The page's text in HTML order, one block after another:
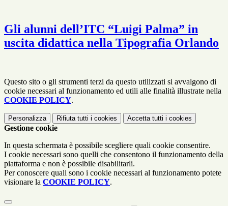
Gli alunni dell’ITC “Luigi Palma” in
uscita didattica nella Tipografia Orlando
Questo sito o gli strumenti terzi da questo utilizzati si avvalgono di
cookie necessari al funzionamento ed utili alle finalità illustrate nella
COOKIE POLICY.
Personalizza Rifiuta tutti i cookies Accetta tutti i cookies
Gestione cookie
In questa schermata è possibile scegliere quali cookie consentire.
I cookie necessari sono quelli che consentono il funzionamento della
piattaforma e non è possibile disabilitarli.
Per conoscere quali sono i cookie necessari al funzionamento potete
visionare la COOKIE POLICY.